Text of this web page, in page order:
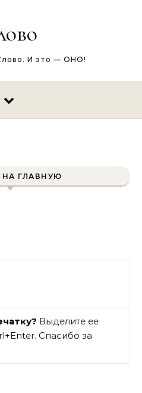
И это — ОНО!
НА ГЛАВНУЮ
Выделите ее
Спасибо за